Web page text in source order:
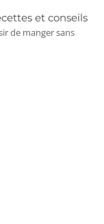
et conseils
de manger sans